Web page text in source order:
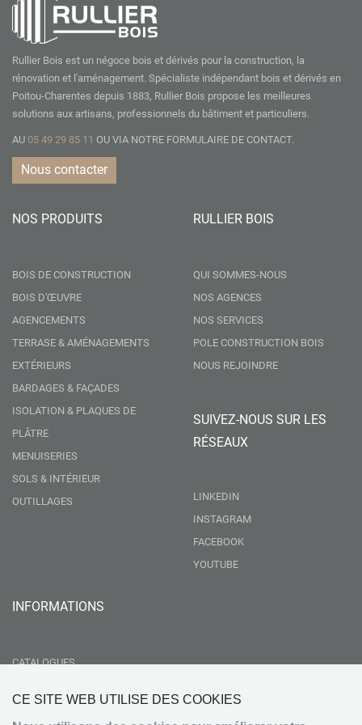
CE SITE WEB UTILISE DES COOKIES
Rullier Bois est un négoce bois et dérivés pour la construction, la
rénovation et l'aménagement. Spécialiste indépendant bois et dérivés en
Poitou-Charentes depuis 1883, Rullier Bois propose les meilleures
solutions aux artisans, professionnels du bâtiment et particuliers.
AU 05 49 29 85 11 OU VIA NOTRE FORMULAIRE DE CONTACT.
Nous contacter
NOS PRODUITS
BOIS DE CONSTRUCTION
BOIS D'ŒUVRE
AGENCEMENTS
TERRASE & AMÉNAGEMENTS
EXTÉRIEURS
BARDAGES & FAÇADES
ISOLATION & PLAQUES DE
PLÂTRE
MENUISERIES
SOLS & INTÉRIEUR
OUTILLAGES
RULLIER BOIS
QUI SOMMES-NOUS
NOS AGENCES
NOS SERVICES
POLE CONSTRUCTION BOIS
NOUS REJOINDRE
SUIVEZ-NOUS SUR LES
RÉSEAUX
LINKEDIN
INSTAGRAM
FACEBOOK
YOUTUBE
INFORMATIONS
CATALOGUES
RSE